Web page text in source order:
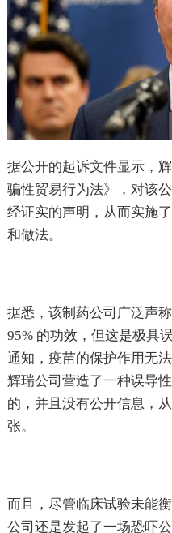
据公开的起诉文件显示，
骗性贸易行为法》，对该
经证实的声明，从而实施
和做法。
据悉，该制药公司广泛声
95% 的功效，但这是极具
通知，疫苗的保护作用无
辉瑞公司营造了一种误导
的，并且没有公开信息，
张。
而且，尽管临床试验未能
公司还是发起了一场恐吓